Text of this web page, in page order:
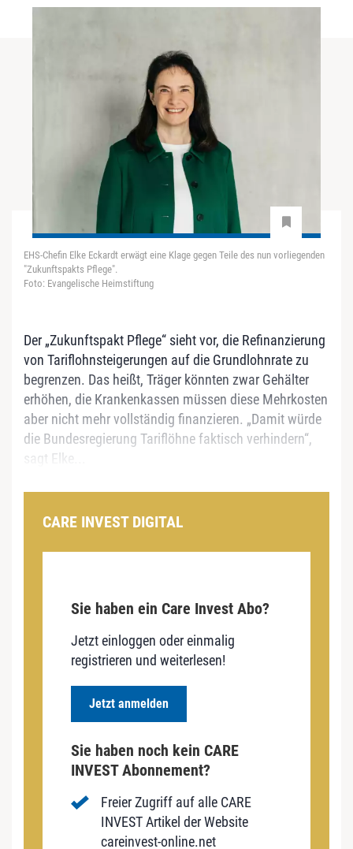
EHS-Chefin Elke Eckardt erwägt eine Klage gegen Teile des nun vorliegenden
"Zukunftspakts Pflege".
Foto: Evangelische Heimstiftung
Der „Zukunftspakt Pflege“ sieht vor, die Refinanzierung
von Tariflohnsteigerungen auf die Grundlohnrate zu
begrenzen. Das heißt, Träger könnten zwar Gehälter
erhöhen, die Krankenkassen müssen diese Mehrkosten
aber nicht mehr vollständig finanzieren. „Damit würde
die Bundesregierung Tariflöhne faktisch verhindern“,
sagt Elke...
CARE INVEST DIGITAL
Sie haben ein Care Invest Abo?
Jetzt einloggen oder einmalig
registrieren und weiterlesen!
Jetzt anmelden
Sie haben noch kein CARE
INVEST Abonnement?
Freier Zugriff auf alle CARE
INVEST Artikel der Website
careinvest-online.net